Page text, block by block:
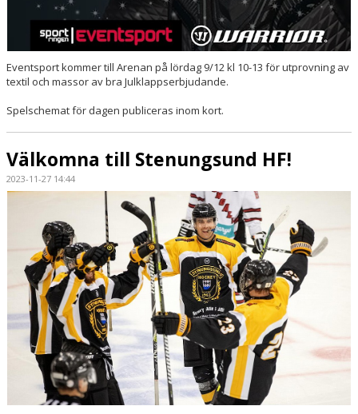
Eventsport kommer till Arenan på lördag 9/12 kl 10-13 för utprovning av
textil och massor av bra Julklappserbjudande.
Spelschemat för dagen publiceras inom kort.
Välkomna till Stenungsund HF!
2023-11-27 14:44